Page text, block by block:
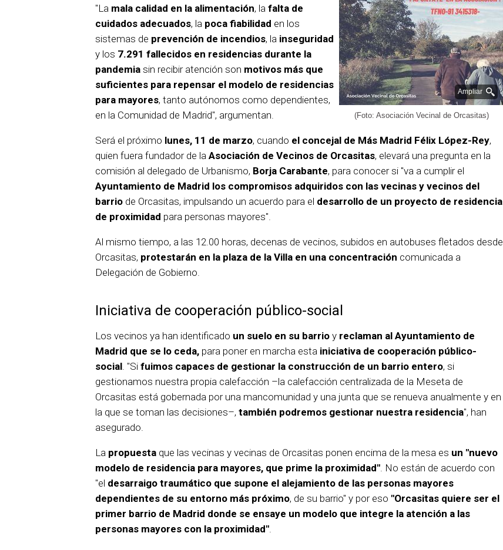
Ampliar
(Foto: Asociación Vecinal de Orcasitas)
"La mala calidad en la alimentación, la falta de
cuidados adecuados, la poca fiabilidad en los
sistemas de prevención de incendios, la inseguridad
y los 7.291 fallecidos en residencias durante la
pandemia sin recibir atención son motivos más que
suficientes para repensar el modelo de residencias
para mayores, tanto autónomos como dependientes,
en la Comunidad de Madrid", argumentan.
Será el próximo lunes, 11 de marzo, cuando el concejal de Más Madrid Félix López-Rey,
quien fuera fundador de la Asociación de Vecinos de Orcasitas, elevará una pregunta en la
comisión al delegado de Urbanismo, Borja Carabante, para conocer si "va a cumplir el
Ayuntamiento de Madrid los compromisos adquiridos con las vecinas y vecinos del
barrio de Orcasitas, impulsando un acuerdo para el desarrollo de un proyecto de residencia
de proximidad para personas mayores".
Al mismo tiempo, a las 12.00 horas, decenas de vecinos, subidos en autobuses fletados desde
Orcasitas, protestarán en la plaza de la Villa en una concentración comunicada a
Delegación de Gobierno.
Iniciativa de cooperación público-social
Los vecinos ya han identificado un suelo en su barrio y reclaman al Ayuntamiento de
Madrid que se lo ceda, para poner en marcha esta iniciativa de cooperación público-
social. "Si fuimos capaces de gestionar la construcción de un barrio entero, si
gestionamos nuestra propia calefacción –la calefacción centralizada de la Meseta de
Orcasitas está gobernada por una mancomunidad y una junta que se renueva anualmente y en
la que se toman las decisiones–, también podremos gestionar nuestra residencia", han
asegurado.
La propuesta que las vecinas y vecinas de Orcasitas ponen encima de la mesa es un "nuevo
modelo de residencia para mayores, que prime la proximidad". No están de acuerdo con
"el desarraigo traumático que supone el alejamiento de las personas mayores
dependientes de su entorno más próximo, de su barrio" y por eso "Orcasitas quiere ser el
primer barrio de Madrid donde se ensaye un modelo que integre la atención a las
personas mayores con la proximidad".